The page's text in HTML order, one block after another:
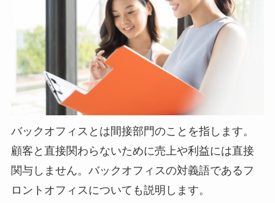
バックオフィスとは間接部門のことを指します。
顧客と直接関わらないために売上や利益には直接
関与しません。バックオフィスの対義語であるフ
ロントオフィスについても説明します。